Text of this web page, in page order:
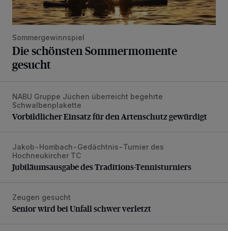
Sommergewinnspiel
Die schönsten Sommermomente
gesucht
Vorbildlicher Einsatz für den Artenschutz gewürdigt
NABU Gruppe Jüchen überreicht begehrte
Schwalbenplakette
Vorbildlicher Einsatz für den Artenschutz gewürdigt
Jubiläumsausgabe des Traditions-Tennisturniers
Jakob-Hombach-Gedächtnis-Turnier des
Hochneukircher TC
Jubiläumsausgabe des Traditions-Tennisturniers
Senior wird bei Unfall schwer verletzt
Zeugen gesucht
Senior wird bei Unfall schwer verletzt